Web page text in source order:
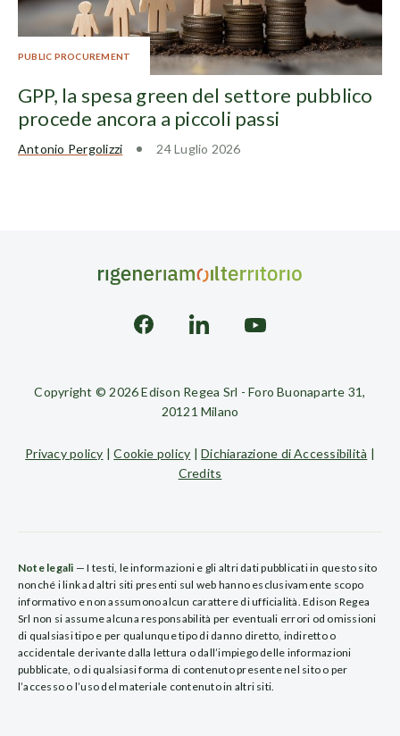
PUBLIC PROCUREMENT
GPP, la spesa green del settore pubblico
procede ancora a piccoli passi
Antonio Pergolizzi 24 Luglio 2026
Copyright © 2026 Edison Regea Srl - Foro Buonaparte 31,
20121 Milano
Privacy policy |Cookie policy |Dichiarazione di Accessibilità |
Credits
Note legali — I testi, le informazioni e gli altri dati pubblicati in questo sito
nonché i link ad altri siti presenti sul web hanno esclusivamente scopo
informativo e non assumono alcun carattere di ufficialità. Edison Regea
Srl non si assume alcuna responsabilità per eventuali errori od omissioni
di qualsiasi tipo e per qualunque tipo di danno diretto, indiretto o
accidentale derivante dalla lettura o dall’impiego delle informazioni
pubblicate, o di qualsiasi forma di contenuto presente nel sito o per
l’accesso o l’uso del materiale contenuto in altri siti.